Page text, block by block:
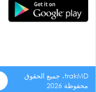
trakMD، جميع الحقوق
محفوظة 2026